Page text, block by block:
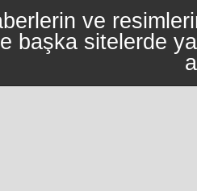
ve
başka sitelerde